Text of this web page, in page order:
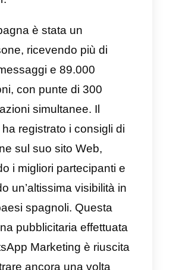
nasce come un’idea
da due amici appassionati
che hanno deciso di
un sito web per trovare le
offerte su viaggi last
o su mini viaggi da fare
i weekend. Con il
questa idea si è